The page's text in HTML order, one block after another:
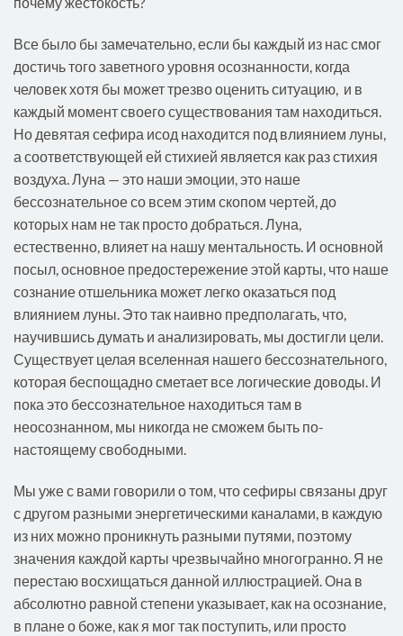
Все было бы замечательно, если бы каждый из нас смог
достичь того заветного уровня осознанности, когда
человек хотя бы может трезво оценить ситуацию, и в
каждый момент своего существования там находиться.
Но девятая сефира исод находится под влиянием луны,
а соответствующей ей стихией является как раз стихия
воздуха. Луна — это наши эмоции, это наше
бессознательное со всем этим скопом чертей, до
которых нам не так просто добраться. Луна,
естественно, влияет на нашу ментальность. И основной
посыл, основное предостережение этой карты, что наше
сознание отшельника может легко оказаться под
влиянием луны. Это так наивно предполагать, что,
научившись думать и анализировать, мы достигли цели.
Существует целая вселенная нашего бессознательного,
которая беспощадно сметает все логические доводы. И
пока это бессознательное находиться там в
неосознанном, мы никогда не сможем быть по-
настоящему свободными.
Мы уже с вами говорили о том, что сефиры связаны друг
с другом разными энергетическими каналами, в каждую
из них можно проникнуть разными путями, поэтому
значения каждой карты чрезвычайно многогранно. Я не
перестаю восхищаться данной иллюстрацией. Она в
абсолютно равной степени указывает, как на осознание,
в плане о боже, как я мог так поступить, или просто